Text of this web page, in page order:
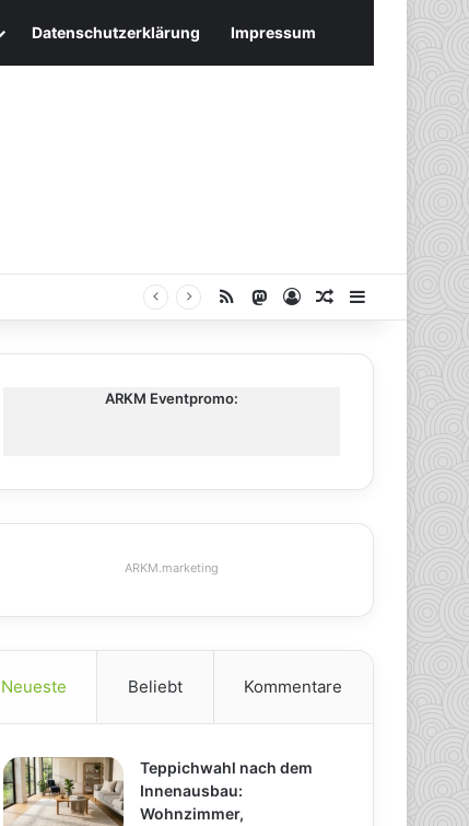
Datenschutzerklärung Impressum
RSS Mastodon
AnmeldenZufälliger
ARKM Eventpromo:
ARKM.marketing
Neueste Beliebt Kommentare
Teppichwahl nach dem
Innenausbau:
Wohnzimmer,